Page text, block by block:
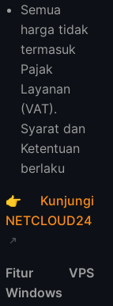
Semua
harga tidak
termasuk
Pajak
Layanan
(VAT).
Syarat dan
Ketentuan
berlaku
👉 Kunjungi
NETCLOUD24
Fitur VPS
Windows